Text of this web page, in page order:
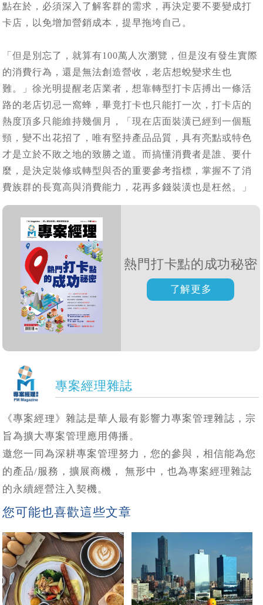
點在於，必須深入了解客群的需求，再決定要不要變成打
卡店，以免增加營銷成本，提早拖垮自己。
「但是別忘了，就算有100萬人次瀏覽，但是沒有發生實際
的消費行為，還是無法創造營收，老店想蛻變求生也
難。」徐光明提醒老店業者，想靠轉型打卡店搏出一條活
路的老店切忌一窩蜂，畢竟打卡也只能打一次，打卡店的
熱度頂多只能維持幾個月，「現在店面裝潢已經到一個瓶
頸，變不出花招了，唯有堅持產品品質，具有亮點或特色
才是立於不敗之地的致勝之道。而搞懂消費者是誰、要什
麼，是決定裝修或轉型與否的重要參考指標，掌握不了消
費族群的長寬高與消費能力，花再多錢裝潢也是枉然。」
熱門打卡點的成功秘密
專案經理雜誌
《專案經理》雜誌是華人最有影響力專案管理雜誌，宗
旨為擴大專案管理應用傳播。
邀您一同為深耕專案管理努力，您的參與，相信能為您
的產品/服務，擴展商機， 無形中，也為專案經理雜誌
的永續經營注入契機。
您可能也喜歡這些文章